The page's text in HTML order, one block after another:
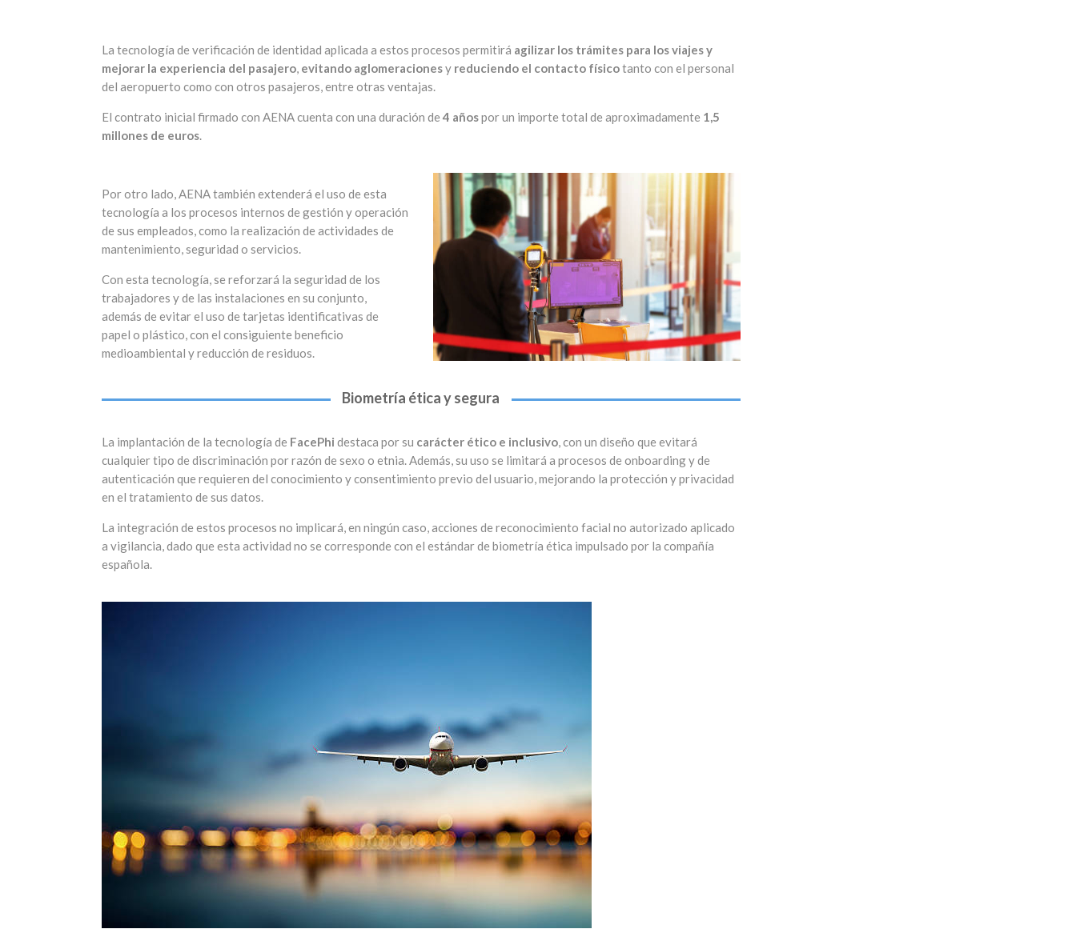
La tecnología de verificación de identidad aplicada a estos procesos permitirá agilizar los trámites para los viajes y
mejorar la experiencia del pasajero, evitando aglomeracionesy reduciendo el contacto físicotanto con el personal
del aeropuerto como con otros pasajeros, entre otras ventajas.
El contrato inicial firmado con AENA cuenta con una duración de 4 añospor un importe total de aproximadamente 1,5
millones de euros.
Por otro lado, AENA también extenderá el uso de esta
tecnología a los procesos internos de gestión y operación
de sus empleados, como la realización de actividades de
mantenimiento, seguridad o servicios.
Con esta tecnología, se reforzará la seguridad de los
trabajadores y de las instalaciones en su conjunto,
además de evitar el uso de tarjetas identificativas de
papel o plástico, con el consiguiente beneficio
medioambiental y reducción de residuos.
Biometría ética y segura
La implantación de la tecnología de FacePhi destaca por su carácter ético e inclusivo, con un diseño que evitará
cualquier tipo de discriminación por razón de sexo o etnia. Además, su uso se limitará a procesos de onboarding y de
autenticación que requieren del conocimiento y consentimiento previo del usuario, mejorando la protección y privacidad
en el tratamiento de sus datos.
La integración de estos procesos no implicará, en ningún caso, acciones de reconocimiento facial no autorizado aplicado
a vigilancia, dado que esta actividad no se corresponde con el estándar de biometría ética impulsado por la compañía
española.